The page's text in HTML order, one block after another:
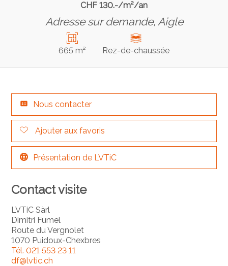
CHF 130.-/m²/an
Adresse sur demande, Aigle
665 m² Rez-de-chaussée
Nous contacter
Ajouter aux favoris
Présentation de LVTiC
Contact visite
LVTiC Sàrl
Dimitri Fumel
Route du Vergnolet
1070 Puidoux-Chexbres
Tél.021 553 23 11
df@lvtic.ch